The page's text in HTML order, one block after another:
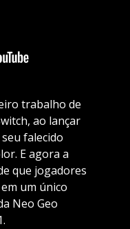
trabalho de
ao lançar
falecido
E agora a
que jogadores
um único
Neo Geo